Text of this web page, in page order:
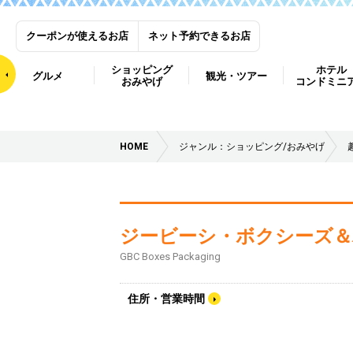
クーポンが使えるお店 ネット予約できるお店
グルメ
ショッピング
おみやげ
観光・ツアー
ホテル
コンドミニ
HOME ジャンル：ショッピング/おみやげ
ジービーシ・ボクシーズ
GBC Boxes Packaging
住所・営業時間